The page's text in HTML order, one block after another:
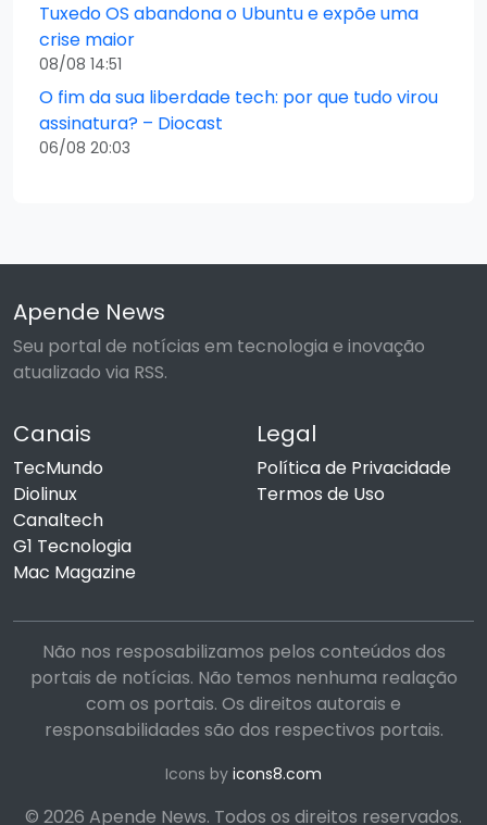
Tuxedo OS abandona o Ubuntu e expõe uma
crise maior
08/08 14:51
O fim da sua liberdade tech: por que tudo virou
assinatura? – Diocast
06/08 20:03
Apende News
Seu portal de notícias em tecnologia e inovação
atualizado via RSS.
Canais
TecMundo
Diolinux
Canaltech
G1 Tecnologia
Mac Magazine
Legal
Política de Privacidade
Termos de Uso
Não nos resposabilizamos pelos conteúdos dos
portais de notícias. Não temos nenhuma realação
com os portais. Os direitos autorais e
responsabilidades são dos respectivos portais.
Icons by icons8.com
© 2026 Apende News. Todos os direitos reservados.